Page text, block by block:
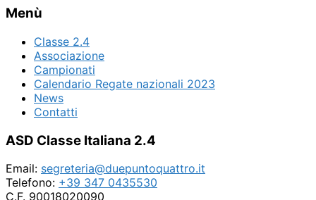
Luglio 2023
Aprile 2023
Novembre 2022
Settembre 2022
Agosto 2022(1)
Luglio 2022
Giugno 2022
Aprile 2022(3)
Dicembre 2021(1)
Ottobre 2021 (3)
Agosto 2021(2)
Menù
Classe 2.4
Associazione
Campionati
Calendario Regate nazionali 2023
News
Contatti
ASD Classe Italiana 2.4
Email: segreteria@duepuntoquattro.it
Telefono: +39 347 0435530
C.F. 90018020090